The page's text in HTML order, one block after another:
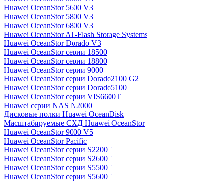
Huawei OceanStor 5600 V3
Huawei OceanStor 5800 V3
Huawei OceanStor 6800 V3
Huawei OceanStor All-Flash Storage Systems
Huawei OceanStor Dorado V3
Huawei OceanStor серии 18500
Huawei OceanStor серии 18800
Huawei OceanStor серии 9000
Huawei OceanStor серии Dorado2100 G2
Huawei OceanStor серии Dorado5100
Huawei OceanStor серии VIS6600T
Huawei серии NAS N2000
Дисковые полки Huawei OceanDisk
Масштабируемые СХД Huawei OceanStor
Huawei OceanStor 9000 V5
Huawei OceanStor Pacific
Huawei OceanStor серии S2200T
Huawei OceanStor серии S2600T
Huawei OceanStor серии S5500T
Huawei OceanStor серии S5600T